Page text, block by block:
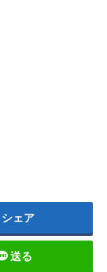
シェア
送る